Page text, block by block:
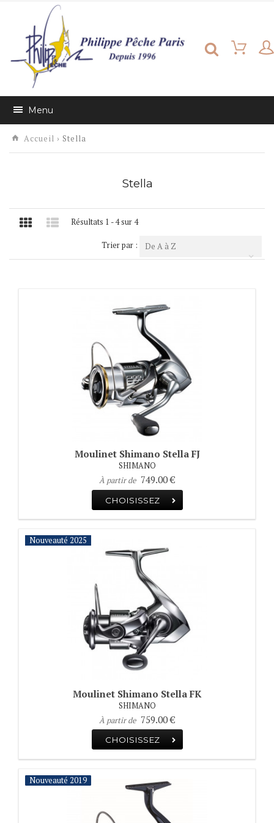
Menu
Accueil › Stella
Stella
Résultats 1 - 4 sur 4
Trier par : De A à Z
Moulinet Shimano Stella FJ
SHIMANO
À partir de 749.00 €
CHOISISSEZ
Nouveauté 2018
Nouveauté 2019
Nouveauté 2020
Nouveauté 2021
Nouveauté 2022
Nouveauté 2023
Nouveauté 2024
Nouveauté 2025
Moulinet Shimano Stella FK
SHIMANO
À partir de 759.00 €
CHOISISSEZ
Nouveauté 2018
Nouveauté 2019